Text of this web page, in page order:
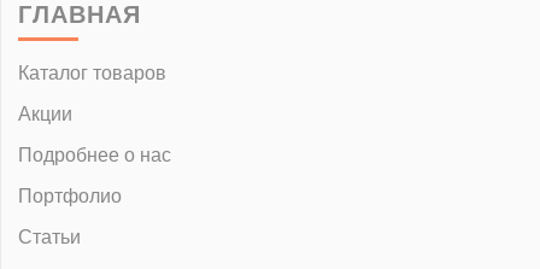
ГЛАВНАЯ
Каталог товаров
Акции
Подробнее о нас
Портфолио
Статьи